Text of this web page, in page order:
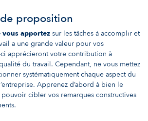
proposition
apportez sur les tâches à accomplir et
a une grande valeur pour vos
apprécieront votre contribution à
du travail. Cependant, ne vous mettez
systématiquement chaque aspect du
Apprenez d’abord à bien le
cibler vos remarques constructives